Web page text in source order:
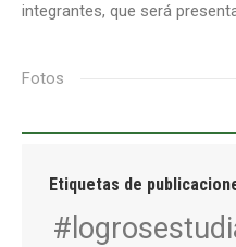
integrantes, que será
Fotos
Etiquetas de